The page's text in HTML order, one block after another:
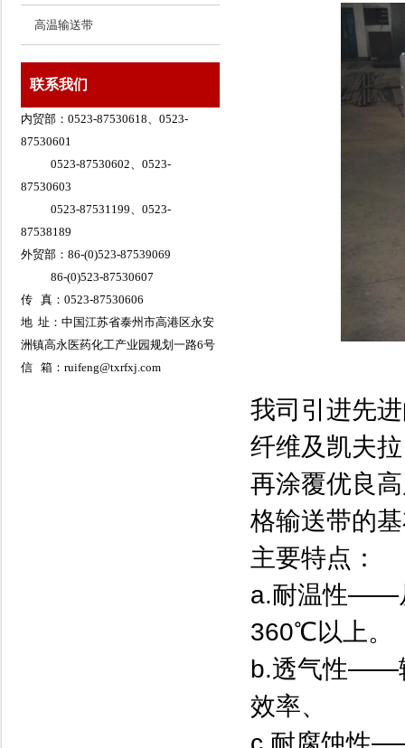
高温输送带
联系我们
内贸部：0523-87530618、0523-
87530601
0523-87530602、0523-
87530603
0523-87531199、0523-
87538189
外贸部：86-(0)523-87539069
86-(0)523-87530607
传 真：0523-87530606
地 址：中国江苏省泰州市高港区永安
洲镇高永医药化工产业园规划一路6号
信 箱：ruifeng@txrfxj.com
我司引进先
纤维及凯夫
再涂覆优良
格输送带的
主要特点：
a.耐温性——
360℃以上。
b.透气性——
效率、